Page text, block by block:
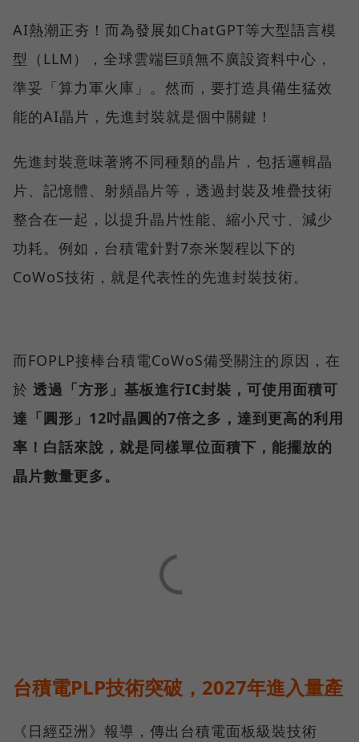
AI熱潮正夯！而為發展如ChatGPT等大型語言模
型（LLM），全球雲端巨頭無不廣設資料中心，
準妥「算力軍火庫」。然而，要打造具備生猛效
能的AI晶片，先進封裝就是個中關鍵！
先進封裝意味著將不同種類的晶片，包括邏輯晶
片、記憶體、射頻晶片等，透過封裝及堆疊技術
整合在一起，以提升晶片性能、縮小尺寸、減少
功耗。例如，台積電針對7奈米製程以下的
CoWoS技術，就是代表性的先進封裝技術。
而FOPLP接棒台積電CoWoS備受關注的原因，在
於 透過「方形」基板進行IC封裝，可使用面積可
達「圓形」12吋晶圓的7倍之多，達到更高的利用
率！白話來說，就是同樣單位面積下，能擺放的
晶片數量更多。
台積電PLP技術突破，2027年進入量產
《日經亞洲》報導，傳出台積電面板級裝技術